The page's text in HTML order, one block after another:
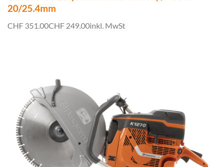
20/25.4mm
CHF 351.00CHF 249.00inkl. MwSt